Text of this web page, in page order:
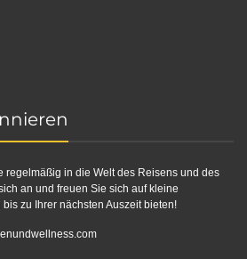
regelmäßig in die Welt des Reisens und des
an und freuen Sie sich auf kleine
zu Ihrer nächsten Auszeit bieten!